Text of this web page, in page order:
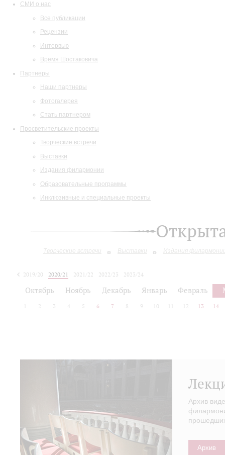
СМИ о нас
Все публикации
Рецензии
Интервью
Время Шостаковича
Партнеры
Наши партнеры
Фотогалерея
Стать партнером
Просветительские проекты
Творческие встречи
Выставки
Издания филармонии
Образовательные программы
Инклюзивные и специальные проекты
Творческие встречи Выставки Издания
2019/20 2020/21 2021/22 2022/23
2023/24
Октябрь Ноябрь Декабрь Январь Февраль
2 3 4 5 6 7 8 9 10 12 13 14
Архив
Архив